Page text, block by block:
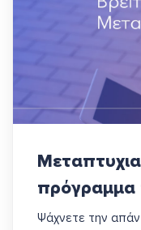
πρόγραμμα
Ψάχνετε την